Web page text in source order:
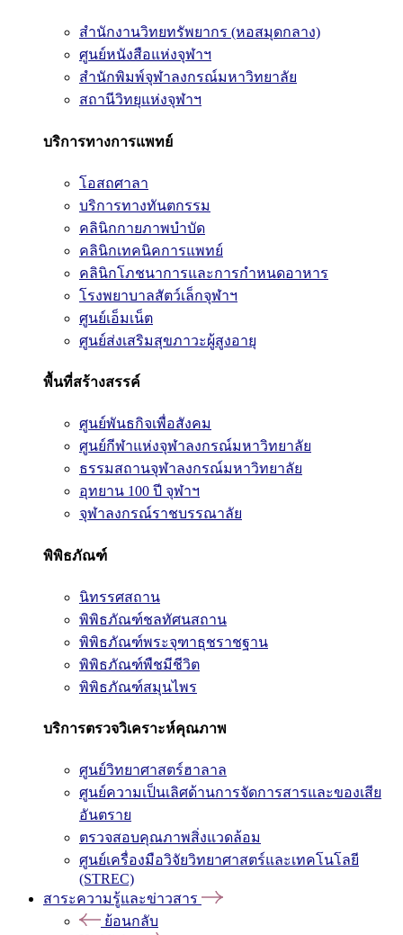
สำนักงานวิทยทรัพยากร (หอสมุดกลาง)
ศูนย์หนังสือแห่งจุฬาฯ
สำนักพิมพ์จุฬาลงกรณ์มหาวิทยาลัย
สถานีวิทยุแห่งจุฬาฯ
บริการทางการแพทย์
โอสถศาลา
บริการทางทันตกรรม
คลินิกกายภาพบำบัด
คลินิกเทคนิคการแพทย์
คลินิกโภชนาการและการกำหนดอาหาร
โรงพยาบาลสัตว์เล็กจุฬาฯ
ศูนย์เอ็มเน็ต
ศูนย์ส่งเสริมสุขภาวะผู้สูงอายุ
พื้นที่สร้างสรรค์
ศูนย์พันธกิจเพื่อสังคม
ศูนย์กีฬาแห่งจุฬาลงกรณ์มหาวิทยาลัย
ธรรมสถานจุฬาลงกรณ์มหาวิทยาลัย
อุทยาน 100 ปี จุฬาฯ
จุฬาลงกรณ์ราชบรรณาลัย
พิพิธภัณฑ์
นิทรรศสถาน
พิพิธภัณฑ์ชลทัศนสถาน
พิพิธภัณฑ์พระจุฑาธุชราชฐาน
พิพิธภัณฑ์พืชมีชีวิต
พิพิธภัณฑ์สมุนไพร
บริการตรวจวิเคราะห์คุณภาพ
ศูนย์วิทยาศาสตร์ฮาลาล
ศูนย์ความเป็นเลิศด้านการจัดการสารและของเสีย
อันตราย
ตรวจสอบคุณภาพสิ่งแวดล้อม
ศูนย์เครื่องมือวิจัยวิทยาศาสตร์และเทคโนโลยี
(STREC)
สาระความรู้และข่าวสาร
ย้อนกลับ